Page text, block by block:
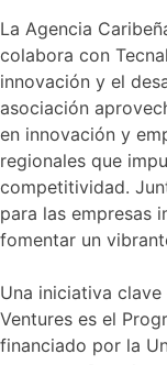
La Agencia
colabora con
innovación y el
asociación
en innovación y
regionales que
competitividad.
para las empresas
fomentar un
Una iniciativa
Ventures es el
financiado por la